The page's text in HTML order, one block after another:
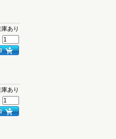
庫あり
庫あり